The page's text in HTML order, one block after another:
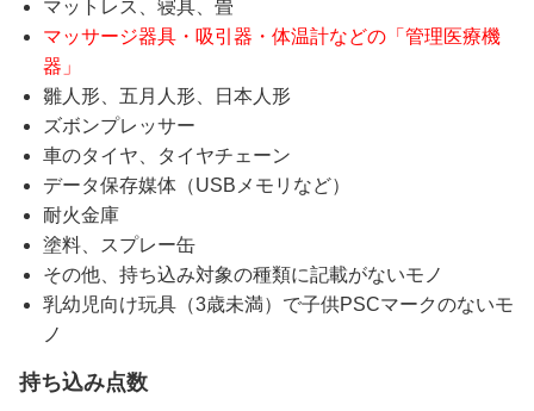
マットレス、寝具、畳
マッサージ器具・吸引器・体温計などの「管理医療機
器」
雛人形、五月人形、日本人形
ズボンプレッサー
車のタイヤ、タイヤチェーン
データ保存媒体（USBメモリなど）
耐火金庫
塗料、スプレー缶
その他、持ち込み対象の種類に記載がないモノ
乳幼児向け玩具（3歳未満）で子供PSCマークのないモ
ノ
持ち込み点数